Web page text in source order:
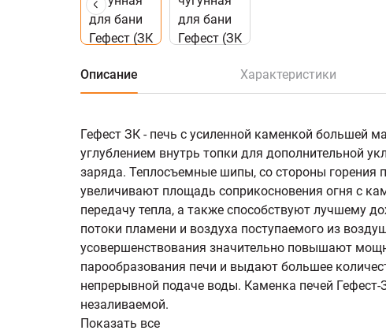
Описание Характеристики
Гефест ЗК - печь с усиленной каменкой большей
углублением внутрь топки для дополнительной
заряда. Теплосъемные шипы, со стороны горения
увеличивают площадь соприкосновения огня с
передачу тепла, а также способствуют лучшему
потоки пламени и воздуха поступаемого из
усовершенствования значительно повышают
парообразования печи и выдают большее
непрерывной подаче воды. Каменка печей Гефест-
незаливаемой.
Показать все